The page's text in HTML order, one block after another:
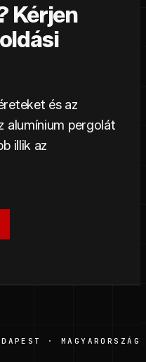
Kérjen
és az
alumínium pergolát
illik az
· MAGYARORSZÁG